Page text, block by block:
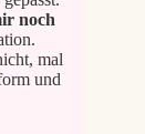
noch
mal
und